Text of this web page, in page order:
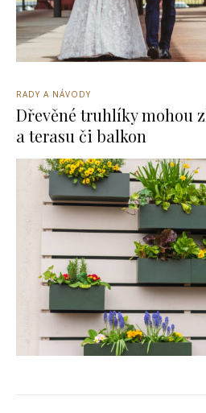
RADY A NÁVODY
Dřevěné truhlíky mohou
a terasu či balkon